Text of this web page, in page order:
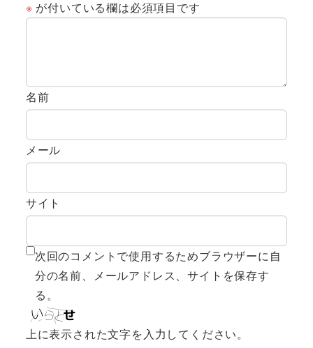
※ が付いている欄は必須項目です
名前
メール
サイト
次回のコメントで使用するためブラウザーに自
分の名前、メールアドレス、サイトを保存す
る。
上に表示された文字を入力してください。